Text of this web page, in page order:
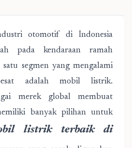
otomotif di Indonesia
pada kendaraan ramah
segmen yang mengalami
adalah mobil listrik.
merek global membuat
banyak pilihan untuk
listrik terbaik di